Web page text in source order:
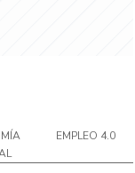
EMPLEO 4.0